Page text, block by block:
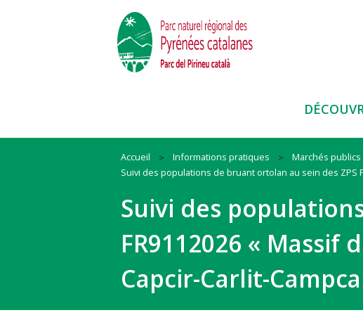
Faune et Flore
Itinéraires et sites
Pratiques sportives
naturels
Mobilité
La
Cadre de vie
#QueLaMontagneEstBelle !
Accueil Informations pratiques Marchés publics
Suivi des populations de bruant ortolan au sein des ZPS
Suivi des
FR9112026 « Massif
Capcir-Carlit-